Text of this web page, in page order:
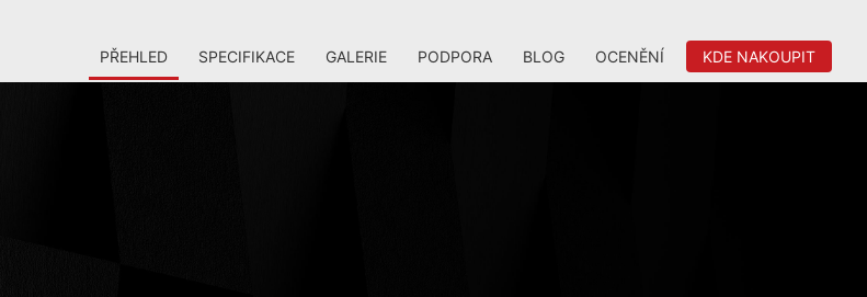
PŘEHLED SPECIFIKACE GALERIE PODPORA BLOG OCENĚNÍ KDE NAKOUPIT